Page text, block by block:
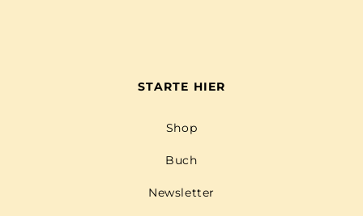
STARTE HIER
Shop
Buch
Newsletter